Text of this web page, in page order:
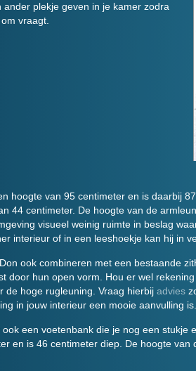
ander plekje geven in je kamer zodra
vraagt.
hoogte van 95 centimeter en is daarbij
44 centimeter. De hoogte van de
visueel weinig ruimte in beslag
interieur of in een leeshoekje kan hij in
ook combineren met een bestaande
door hun open vorm. Hou er wel
de hoge rugleuning. Vraag hierbij advies
in jouw interieur een mooie aanvulling is.
ook een voetenbank die je nog een
en is 46 centimeter diep. De hoogte van